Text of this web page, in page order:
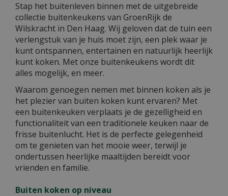
Stap het buitenleven binnen met de uitgebreide
collectie buitenkeukens van GroenRijk de
Wilskracht in Den Haag. Wij geloven dat de tuin een
verlengstuk van je huis moet zijn, een plek waar je
kunt ontspannen, entertainen en natuurlijk heerlijk
kunt koken. Met onze buitenkeukens wordt dit
alles mogelijk, en meer.
Waarom genoegen nemen met binnen koken als je
het plezier van buiten koken kunt ervaren? Met
een buitenkeuken verplaats je de gezelligheid en
functionaliteit van een traditionele keuken naar de
frisse buitenlucht. Het is de perfecte gelegenheid
om te genieten van het mooie weer, terwijl je
ondertussen heerlijke maaltijden bereidt voor
vrienden en familie.
Buiten koken op niveau